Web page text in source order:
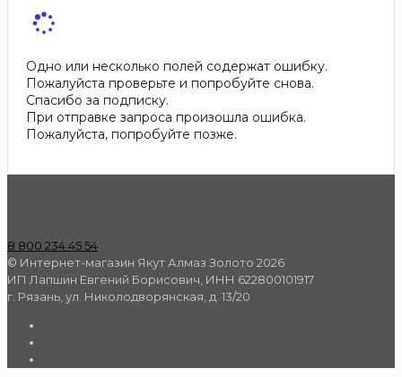
Одно или несколько полей содержат ошибку.
Пожалуйста проверьте и попробуйте снова.
Спасибо за подписку.
При отправке запроса произошла ошибка.
Пожалуйста, попробуйте позже.
8 800 234 45 54
© Интернет-магазин Якут Алмаз Золото 2026
ИП Лапшин Евгений Борисович, ИНН 622800101917
г. Рязань, ул. Николодворянская, д. 13/20